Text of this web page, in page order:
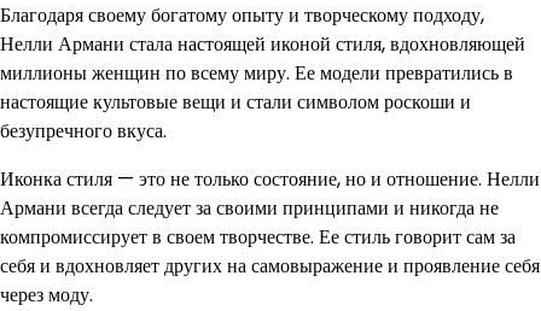
Благодаря своему богатому опыту и творческому подходу,
Нелли Армани стала настоящей иконой стиля, вдохновляющей
миллионы женщин по всему миру. Ее модели превратились в
настоящие культовые вещи и стали символом роскоши и
безупречного вкуса.
Иконка стиля — это не только состояние, но и отношение. Нелли
Армани всегда следует за своими принципами и никогда не
компромиссирует в своем творчестве. Ее стиль говорит сам за
себя и вдохновляет других на самовыражение и проявление себя
через моду.